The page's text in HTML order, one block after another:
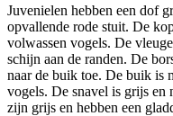
Juvenielen hebben een dof
opvallende rode stuit. De
volwassen vogels. De
schijn aan de randen. De
naar de buik toe. De buik is
vogels. De snavel is grijs
zijn grijs en hebben een